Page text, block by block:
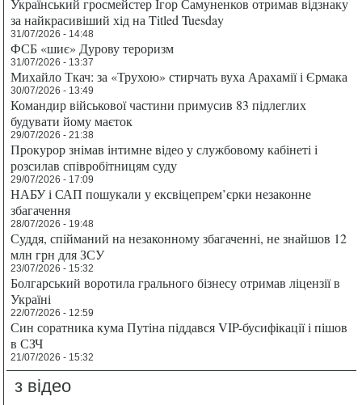
Український гросмейстер Ігор Самуненков отримав відзнаку
за найкрасивіший хід на Titled Tuesday
31/07/2026 - 14:48
ФСБ «шиє» Дурову тероризм
31/07/2026 - 13:37
Михайло Ткач: за «Трухою» стирчать вуха Арахамії і Єрмака
30/07/2026 - 13:49
Командир військової частини примусив 83 підлеглих
будувати йому маєток
29/07/2026 - 21:38
Прокурор знімав інтимне відео у службовому кабінеті і
розсилав співробітницям суду
29/07/2026 - 17:09
НАБУ і САП пошукали у ексвіцепрем’єрки незаконне
збагачення
28/07/2026 - 19:48
Суддя, спійманий на незаконному збагаченні, не знайшов 12
млн грн для ЗСУ
23/07/2026 - 15:32
Болгарський воротила грального бізнесу отримав ліцензії в
Україні
22/07/2026 - 12:59
Син соратника кума Путіна піддався VIP-бусифікації і пішов
в СЗЧ
21/07/2026 - 15:32
з відео